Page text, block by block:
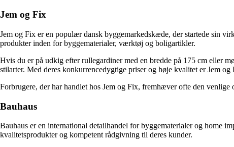
Jem og Fix
Jem og Fix er en populær dansk byggemarkedskæde, der startede sin
produkter inden for byggematerialer, værktøj og boligartikler.
Hvis du er på udkig efter rullegardiner med en bredde på 175 cm eller
stilarter. Med deres konkurrencedygtige priser og høje kvalitet er Jem
Forbrugere, der har handlet hos Jem og Fix, fremhæver ofte den
Bauhaus
Bauhaus er en international detailhandel for byggematerialer og home
kvalitetsprodukter og kompetent rådgivning til deres kunder.